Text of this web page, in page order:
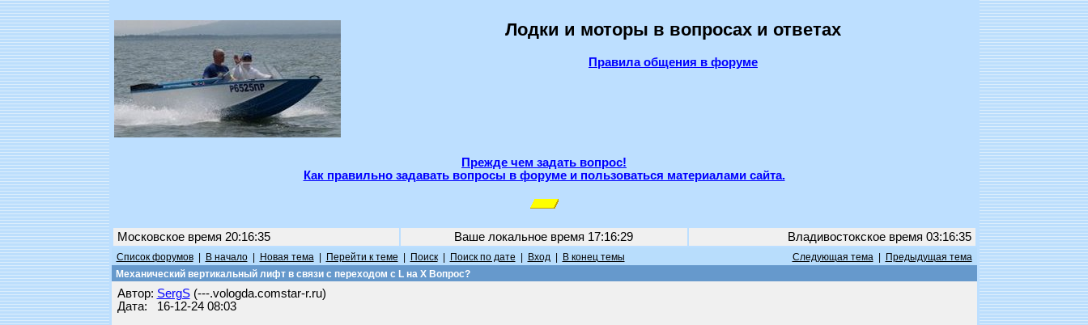
Лодки и моторы в вопросах и ответах
Правила общения в форуме
Прежде чем задать вопрос!
Как правильно задавать вопросы в форуме и пользоваться материалами сайта.
Московское время 20:16:35 Ваше локальное время 17:16:29 Владивостокское время 03:16:35
Список форумов| В начало| Новая тема| Перейти к теме Поиск| Поиск по дате Вход| В конец темы Следующая тема|
Предыдущая тема
Механический вертикальный лифт в связи с переходом с L на Х Вопрос?
Автор: SergS(---.vologda.comstar-r.ru)
Дата: 16-12-24 08:03